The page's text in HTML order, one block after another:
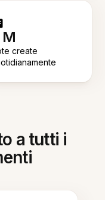
M
create
a tutti i